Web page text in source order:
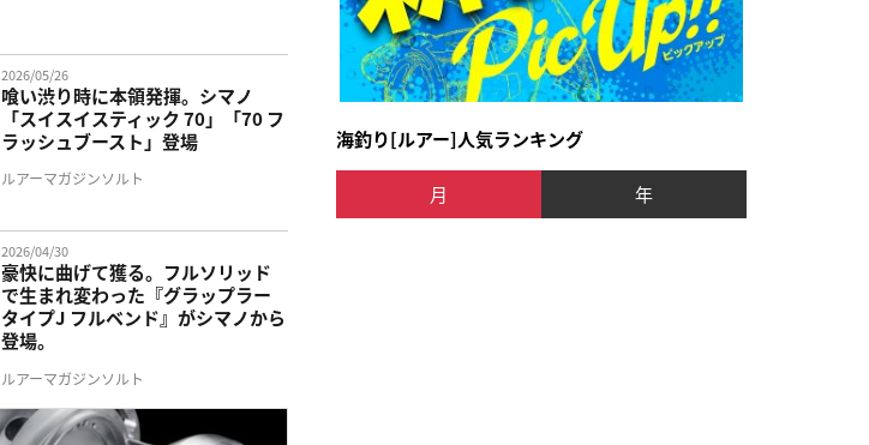
2026/05/26
喰い渋り時に本領発揮。シマノ
「スイスイスティック 70」「70 フ
ラッシュブースト」登場
ルアーマガジンソルト
2026/04/30
豪快に曲げて獲る。フルソリッド
で生まれ変わった『グラップラー
タイプJ フルベンド』がシマノから
登場。
ルアーマガジンソルト
海釣り[ルアー]人気ランキング
月 年